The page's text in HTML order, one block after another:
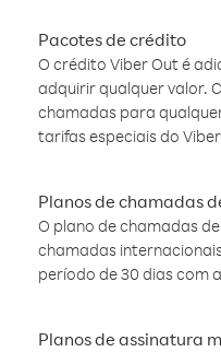
Pacotes de crédito
O crédito Viber Out é
adquirir qualquer valor.
chamadas para
tarifas especiais do
Planos de chamadas
O plano de chamadas
chamadas
período de 30 dias com
Planos de assinatura